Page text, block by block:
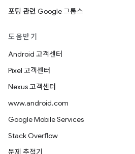
포팅 관련 Google 그룹스
도움받기
Android 고객센터
Pixel 고객센터
Nexus 고객센터
www.android.com
Google Mobile Services
Stack Overflow
문제 추적기